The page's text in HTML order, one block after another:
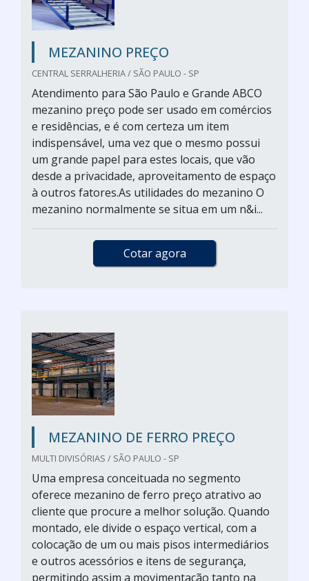
MEZANINO PREÇO
CENTRAL SERRALHERIA / SÃO PAULO - SP
Atendimento para São Paulo e Grande ABCO
mezanino preço pode ser usado em comércios
e residências, e é com certeza um item
indispensável, uma vez que o mesmo possui
um grande papel para estes locais, que vão
desde a privacidade, aproveitamento de espaço
à outros fatores.As utilidades do mezanino O
mezanino normalmente se situa em um n&i...
Cotar agora
MEZANINO DE FERRO PREÇO
MULTI DIVISÓRIAS / SÃO PAULO - SP
Uma empresa conceituada no segmento
oferece mezanino de ferro preço atrativo ao
cliente que procure a melhor solução. Quando
montado, ele divide o espaço vertical, com a
colocação de um ou mais pisos intermediários
e outros acessórios e itens de segurança,
permitindo assim a movimentação tanto na